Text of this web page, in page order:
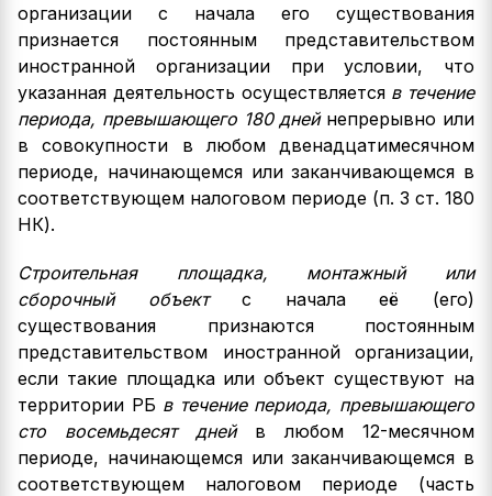
организации с начала его существования
признается постоянным представительством
иностранной организации при условии, что
указанная деятельность осуществляется в течение
периода, превышающего 180 дней непрерывно или
в совокупности в любом двенадцатимесячном
периоде, начинающемся или заканчивающемся в
соответствующем налоговом периоде (п. 3 ст. 180
НК).
Строительная площадка, монтажный или
сборочный объектс начала её (его)
существования признаются постоянным
представительством иностранной организации,
если такие площадка или объект существуют на
территории РБ в течение периода, превышающего
сто восемьдесят дней в любом 12-месячном
периоде, начинающемся или заканчивающемся в
соответствующем налоговом периоде (часть